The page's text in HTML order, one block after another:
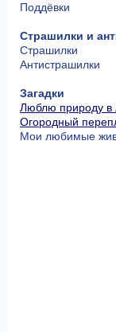
Поддёвки
Страшилки и
Страшилки
Антистрашилки
Загадки
Люблю природу в
Огородный
Мои любимые